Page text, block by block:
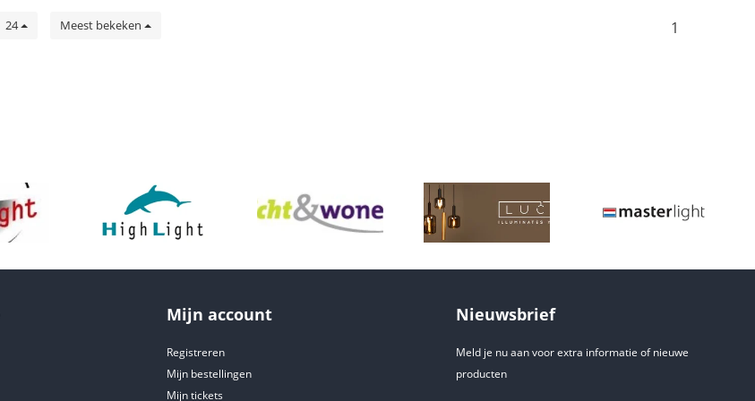
24 Meest bekeken 1
Mijn account
Registreren
Mijn bestellingen
Mijn tickets
Nieuwsbrief
Meld je nu aan voor extra informatie of nieuwe
producten